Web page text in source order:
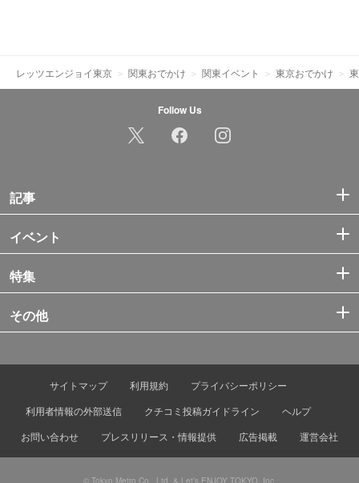
レッツエンジョイ東京 関東おでかけ 関東イベント 東京おでかけ
Follow Us
記事
イベント
特集
その他
サイトマップ 利用規約
プライバシーポリシー
利用者情報の外部送信
クチコミ投稿ガイドライン
ヘルプ
お問い合わせ
プレスリリース・情報提供 広告掲載 運営会社